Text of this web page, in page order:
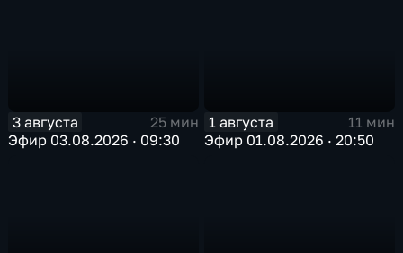
3 августа
25 мин
Эфир 03.08.2026 · 09:30
1 августа
11 мин
Эфир 01.08.2026 · 20:50